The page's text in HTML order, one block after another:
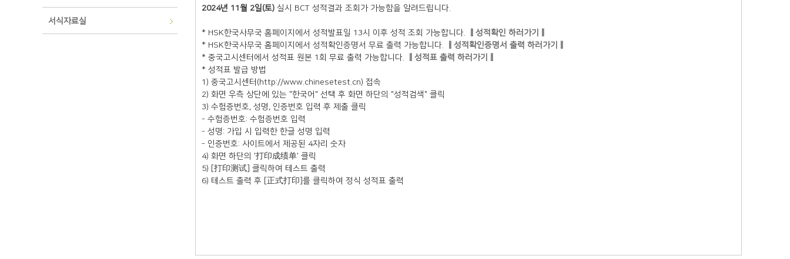
서식자료실
2024년 11월 2일(토) 실시 BCT 성적결과 조회가 가능함을 알려드립니다.
* HSK한국사무국 홈페이지에서 성적발표일 13시 이후 성적 조회 가능합니다.
‖성적확인 하러가기‖
* HSK한국사무국 홈페이지에서 성적확인증명서 무료 출력 가능합니다.
‖성적확인증명서 출력 하러가기‖
* 중국고시센터에서 성적표 원본 1회 무료 출력 가능합니다.
‖성적표 출력 하러가기‖
* 성적표 발급 방법
1) 중국고시센터(http://www.chinesetest.cn) 접속
2) 화면 우측 상단에 있는 "한국어" 선택 후 화면 하단의 "성적검색" 클릭
3) 수험증번호, 성명, 인증번호 입력 후 제출 클릭
- 수험증번호: 수험증번호 입력
- 성명: 가입 시 입력한 한글 성명 입력
- 인증번호: 사이트에서 제공된 4자리 숫자
4) 화면 하단의 '打印成绩单' 클릭
5) [打印测试] 클릭하여 테스트 출력
6) 테스트 출력 후 [正式打印]를 클릭하여 정식 성적표 출력